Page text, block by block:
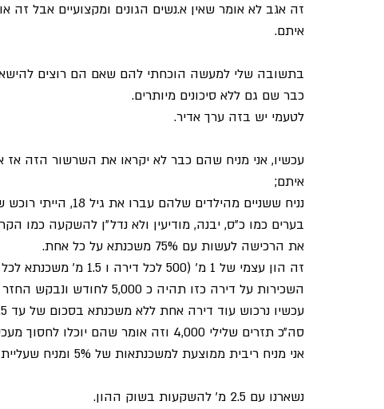
זה אגב לא אומר שאין א.נשים הגונים ומקצועיים אבל
איתם.
בתשובה שלי למעשה הוכחתי להם שאם הם רוצים להישאר
כבר שם גם ללא סיכונים מיותרים.
לטעמי יש בזה ערך אדיר.
עכשיו, אני מניח שהם כבר לא יקראו את השרשור הזה
איתם;
בערים כמו כ״ס, יבנה, מודיעין ולא נדל״ן להשקעה כמו
את הרכישה לעשות עם 75% משכנתא על כל אחת.
זה הון עצמי של 1 מ׳ (500 לכל דירה ו 1.5 מ׳ משכנתא לכל דירה)
השכירות על דירה כזו תהיה כ 5,000 לחודש ונבקש החזר משכנתא של 9,000 (תזרים שלילי מתוכנן).
עכשיו נרכוש עוד דירה אחת ללא משכנתא בסכום של עד 1.5 מ׳ שתניב כ 4,000 לחודש
סה״כ תזרים שלילי 4,000 וזה אומר שהם יוכלו לחסוך מעכשיו רק 5,000 בחודש.
אני מניח ריבית ממוצעת למשכנתאות של 5% ומניח שעליית מחירי הנדל״ן בישראל תעמוד על 3.5% לשנה.
נשארנו עם 2.5 מ׳ להשקעות בשוק ההון.